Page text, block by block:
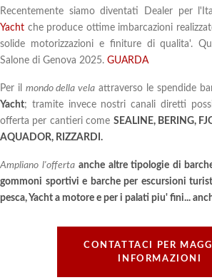
Recentemente siamo diventati Dealer per
Yacht che produce ottime imbarcazioni
solide motorizzazioni e finiture di qualita'.
Salone di Genova 2025. GUARDA
Per il mondo della vela attraverso le spendide
Yacht; tramite invece nostri canali diretti
offerta per cantieri come SEALINE, BERING,
AQUADOR, RIZZARDI.
Ampliano l'offerta anche altre tipologie di
gommoni sportivi e barche per escursioni
pesca, Yacht a motore e per i palati piu' fini...
CONTATTACI PER
INFORMAZIONI